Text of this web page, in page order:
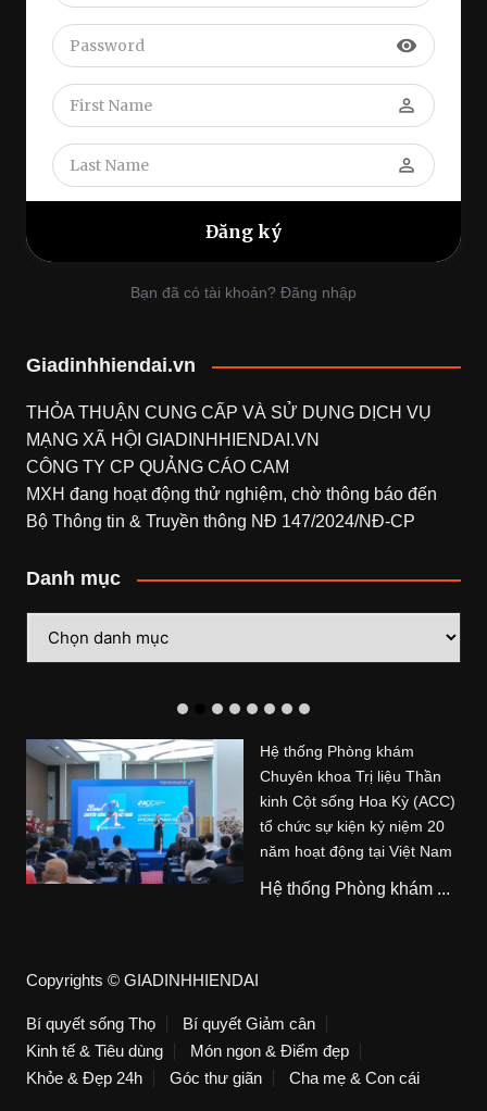
visibility
perm_identity
perm_identity
Bạn đã có tài khoản? Đăng nhập
Giadinhhiendai.vn
THỎA THUẬN CUNG CẤP VÀ SỬ DỤNG DỊCH VỤ
MẠNG XÃ HỘI GIADINHHIENDAI.VN
CÔNG TY CP QUẢNG CÁO CAM
MXH đang hoạt động thử nghiệm, chờ thông báo đến
Bộ Thông tin & Truyền thông NĐ 147/2024/NĐ-CP
Danh mục
mục
Hệ thống Phòng khám
Chuyên khoa Trị liệu Thần
kinh Cột sống Hoa Kỳ (ACC)
tổ chức sự kiện kỷ niệm 20
năm hoạt động tại Việt Nam
Hệ thống Phòng khám ...
Copyrights © GIADINHHIENDAI
Bí quyết sống Thọ
Bí quyết Giảm cân
Kinh tế & Tiêu dùng
Món ngon & Điểm đẹp
Khỏe & Đẹp 24h
Góc thư giãn Cha mẹ & Con cái